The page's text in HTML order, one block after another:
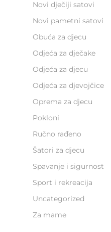
Novi dječiji satovi
Novi pametni satovi
Obuća za djecu
Odjeća za dječake
Odjeća za djecu
Odjeća za djevojčice
Oprema za djecu
Pokloni
Ručno rađeno
Šatori za djecu
Spavanje i sigurnost
Sport i rekreacija
Uncategorized
Za mame